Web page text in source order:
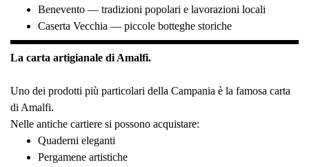
Benevento — tradizioni popolari e lavorazioni locali
Caserta Vecchia — piccole botteghe storiche
La carta artigianale di Amalfi.
Uno dei prodotti più particolari della Campania è la famosa carta
di Amalfi.
Nelle antiche cartiere si possono acquistare:
Quaderni eleganti
Pergamene artistiche